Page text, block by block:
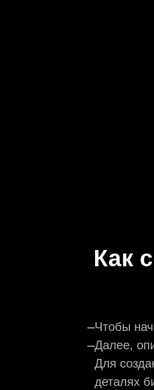
Как
—Чтобы
—Далее,
Для
деталях